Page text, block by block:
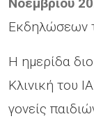
Εκδηλώσεων
Η ημερίδα
Κλινική του
γονείς